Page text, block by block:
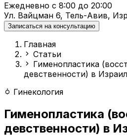
Ежедневно с 8:00 до 20:00
Ул. Вайцман 6, Тель-Авив,
Записаться на консультацию
Главная
Статьи
Гименопластика
девственности) в
Гинекология
Гименопластика
девственности) в